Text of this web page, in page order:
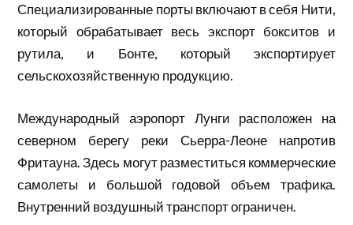
Специализированные порты включают в себя Нити,
который обрабатывает весь экспорт бокситов и
рутила, и Бонте, который экспортирует
сельскохозяйственную продукцию.
Международный аэропорт Лунги расположен на
северном берегу реки Сьерра-Леоне напротив
Фритауна. Здесь могут разместиться коммерческие
самолеты и большой годовой объем трафика.
Внутренний воздушный транспорт ограничен.